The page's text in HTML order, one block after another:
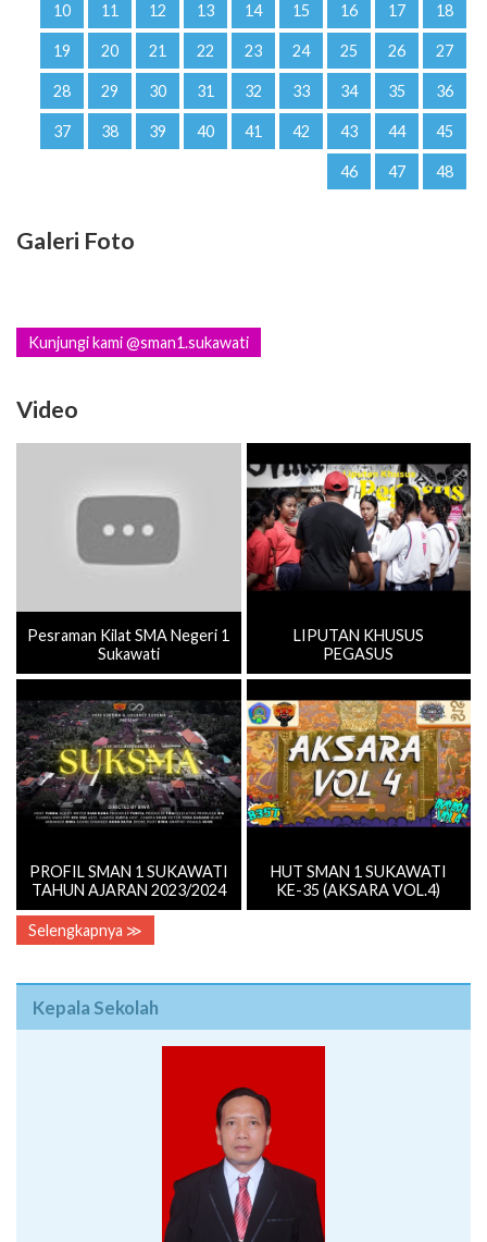
10 11 12 13 14 15 16 17 18
19 20 21 22 23 24 25 26 27
28 29 30 31 32 33 34 35 36
37 38 39 40 41 42 43 44 45
46 47 48
Galeri Foto
Kunjungi kami @sman1.sukawati
Video
Pesraman Kilat SMA Negeri 1
Sukawati
LIPUTAN KHUSUS
PEGASUS
PROFIL SMAN 1 SUKAWATI
TAHUN AJARAN 2023/2024
HUT SMAN 1 SUKAWATI
KE-35 (AKSARA VOL.4)
Selengkapnya ≫
Kepala Sekolah